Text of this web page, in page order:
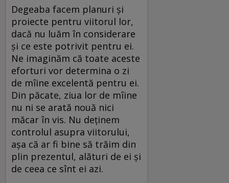
Degeaba facem planuri și
proiecte pentru viitorul lor,
dacă nu luăm în considerare
și ce este potrivit pentru ei.
Ne imaginăm că toate aceste
eforturi vor determina o zi
de mîine excelentă pentru ei.
Din păcate, ziua lor de mîine
nu ni se arată nouă nici
măcar în vis. Nu deținem
controlul asupra viitorului,
așa că ar fi bine să trăim din
plin prezentul, alături de ei și
de ceea ce sînt ei azi.